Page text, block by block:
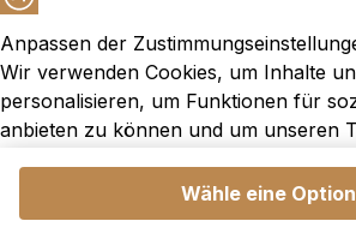
Wähle eine Option
Anpassen der
Wir verwenden Cookies, um Inhalte
personalisieren, um Funktionen für
anbieten zu können und um unseren
Verwendung unserer Website an
soziale Medien, Werbung und